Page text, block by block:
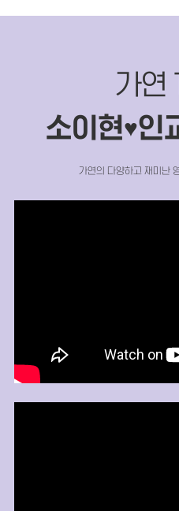
가연
소이현♥인
가연의 다양하고 재미난